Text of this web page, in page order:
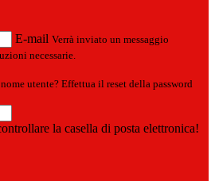
E-mail Verrà inviato un messaggio
necessarie.
utente? Effettua il reset della password
la casella di posta elettronica!